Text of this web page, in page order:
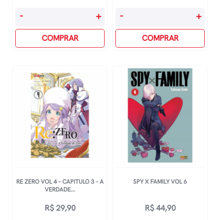
Cherry
Toyota,
quantidade
- +
COMPRAR
Takagi
Das
quantidade
- +
COMPRAR
RE ZERO VOL 4 – CAPITULO 3 – A
VERDADE...
R$29,90
SPY X FAMILY VOL 6
R$44,90